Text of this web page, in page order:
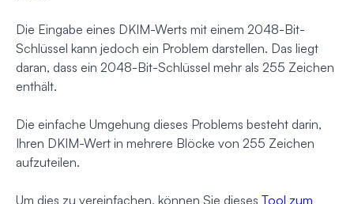
Die Eingabe eines DKIM-Werts mit einem 2048-Bit-
Schlüssel kann jedoch ein Problem darstellen. Das liegt
daran, dass ein 2048-Bit-Schlüssel mehr als 255 Zeichen
enthält.
Die einfache Umgehung dieses Problems besteht darin,
Ihren DKIM-Wert in mehrere Blöcke von 255 Zeichen
aufzuteilen.
Um dies zu vereinfachen, können Sie dieses Tool zum